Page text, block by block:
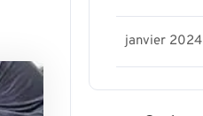
janvier 2024